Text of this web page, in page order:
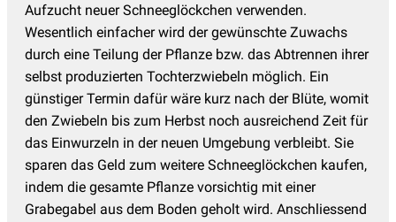
Aufzucht neuer Schneeglöckchen verwenden.
Wesentlich einfacher wird der gewünschte Zuwachs
durch eine Teilung der Pflanze bzw. das Abtrennen ihrer
selbst produzierten Tochterzwiebeln möglich. Ein
günstiger Termin dafür wäre kurz nach der Blüte, womit
den Zwiebeln bis zum Herbst noch ausreichend Zeit für
das Einwurzeln in der neuen Umgebung verbleibt. Sie
sparen das Geld zum weitere Schneeglöckchen kaufen,
indem die gesamte Pflanze vorsichtig mit einer
Grabegabel aus dem Boden geholt wird. Anschliessend